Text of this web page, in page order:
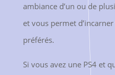
ambiance d’un ou de
et vous permet
préférés.
Si vous avez une PS4 et